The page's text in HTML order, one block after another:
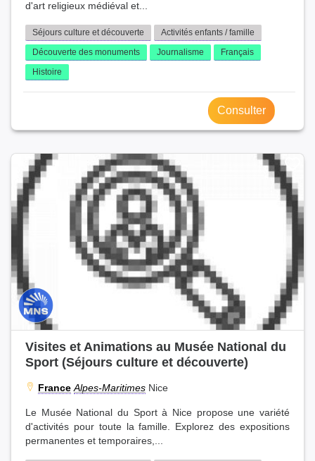
d'art religieux médiéval et...
Séjours culture et découverte
Activités enfants / famille
Découverte des monuments
Journalisme
Français
Histoire
Consulter
Visites et Animations au Musée National du
Sport (Séjours culture et découverte)
France Alpes-Maritimes Nice
Le Musée National du Sport à Nice propose une variété
d'activités pour toute la famille. Explorez des expositions
permanentes et temporaires,...